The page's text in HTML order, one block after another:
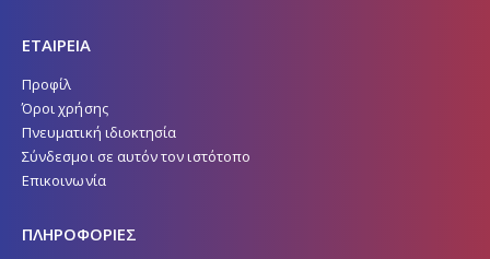
ΕΤΑΙΡΕΙΑ
Προφίλ
Όροι χρήσης
Πνευματική ιδιοκτησία
Σύνδεσμοι σε αυτόν τον ιστότοπο
Επικοινωνία
ΠΛΗΡΟΦΟΡΙΕΣ